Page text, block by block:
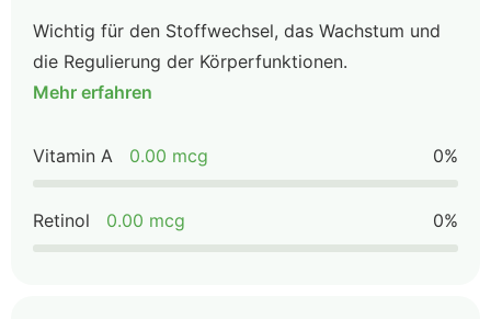
Wichtig für den Stoffwechsel, das Wachstum und
die Regulierung der Körperfunktionen.
Mehr erfahren
Vitamin A 0.00 mcg 0%
Retinol 0.00 mcg 0%